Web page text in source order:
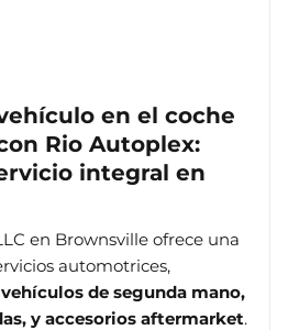
en el coche
Rio Autoplex:
integral en
en Brownsville ofrece una
automotrices,
de segunda mano,
y accesorios aftermarket.